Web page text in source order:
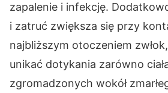
zapalenie i infekcję.
i zatruć zwiększa się przy
najbliższym otoczeniem
unikać dotykania zarówno
zgromadzonych wokół